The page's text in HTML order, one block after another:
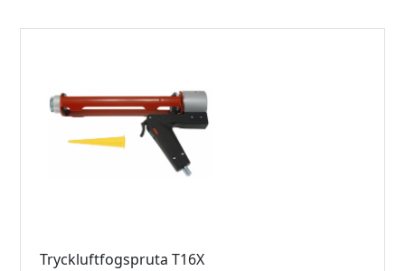
Tryckluftfogspruta T16X